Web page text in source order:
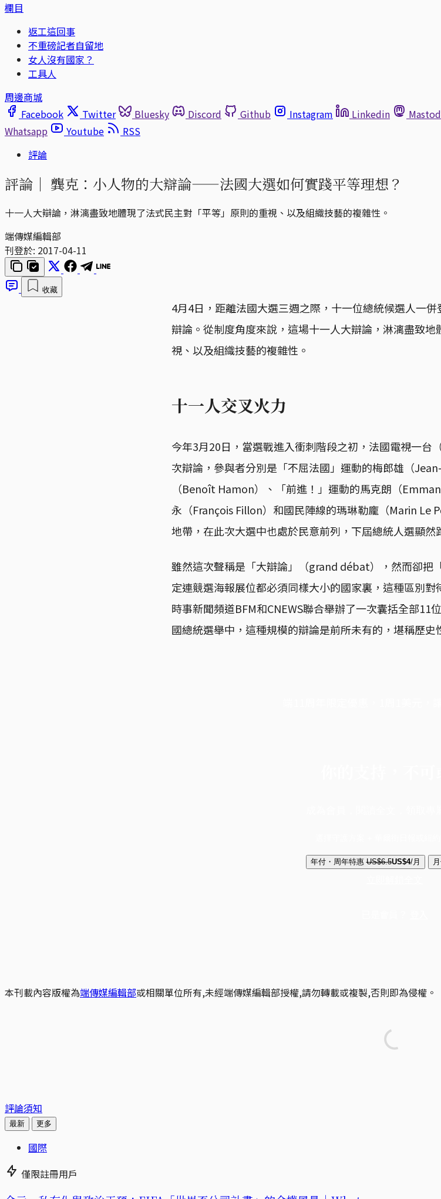
欄目
返工這回事
不重磅記者自留地
女人沒有國家？
工具人
周邊商城
Facebook
Twitter Bluesky Discord Github Instagram Linkedin
Whatsapp
Youtube
RSS
評論
評論｜ 龔克：小人物的大辯論——法國大選如何實踐平等理想？
十一人大辯論，淋漓盡致地體現了法式民主對「平等」原則的重視、以及組織技藝的複雜性。
端傳媒編輯部
刊登於: 2017-04-11
收藏
4月4日，距離法國大選三週之際，十一位總統候選人一
辯論。從制度角度來說，這場十一人大辯論，淋漓盡致
視、以及組織技藝的複雜性。
十一人交叉火力
今年3月20日，當選戰進入衝刺階段之初，法國電視一台
次辯論，參與者分別是「不屈法國」運動的梅郎雄（
（Benoît Hamon）、「前進！」運動的馬克朗（
永（François Fillon）和國民陣線的瑪琳勒龐（Marin Le
地帶，在此次大選中也處於民意前列，下屆總統人選顯然
雖然這次聲稱是「大辯論」（grand débat），然而卻把
定連競選海報展位都必須同樣大小的國家裏，這種區別
時事新聞頻道BFM和CNEWS聯合舉辦了一次囊括全部11
國總統選舉中，這種規模的辯論是前所未有的，堪稱歷史
年付・周年特惠 US$6.5US$4/月
本刊載內容版權為端傳媒編輯部或相關單位所有,未經端傳媒編輯部授權,請勿轉載或複製,否則即為侵權。
評論須知
最新 更多
國際
僅限註冊用戶